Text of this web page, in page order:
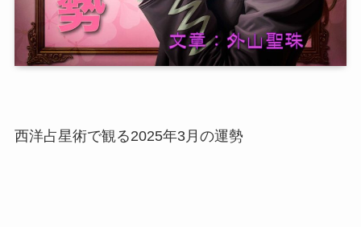
西洋占星術で観る2025年3月の運勢